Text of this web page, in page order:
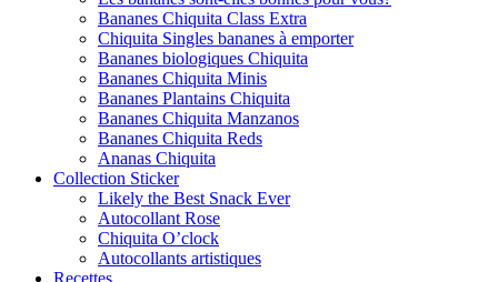
Bananes Chiquita Class Extra
Chiquita Singles bananes à emporter
Bananes biologiques Chiquita
Bananes Chiquita Minis
Bananes Plantains Chiquita
Bananes Chiquita Manzanos
Bananes Chiquita Reds
Ananas Chiquita
Collection Sticker
Likely the Best Snack Ever
Autocollant Rose
Chiquita O’clock
Autocollants artistiques
Recettes